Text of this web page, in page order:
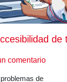
comentarioen
de